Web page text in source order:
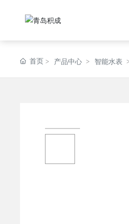
首页 产品中心 智能水表